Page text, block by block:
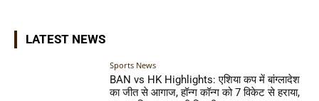
LATEST NEWS
Sports News
BAN vs HK Highlights: एशिया कप में बांग्लादेश
का जीत से आगाज, हॉन्ग कॉन्ग को 7 विकेट से हराया,